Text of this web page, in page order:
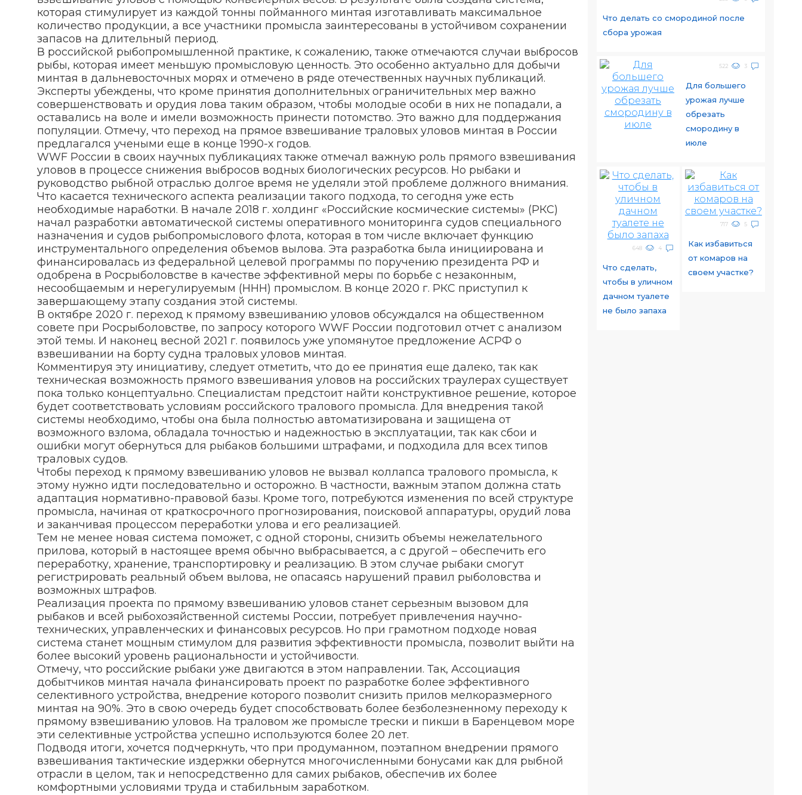
которая стимулирует из каждой тонны пойманного минтая изготавливать максимальное
количество продукции, а все участники промысла заинтересованы в устойчивом сохранении
запасов на длительный период.
В российской рыбопромышленной практике, к сожалению, также отмечаются случаи выбросов
рыбы, которая имеет меньшую промысловую ценность. Это особенно актуально для добычи
минтая в дальневосточных морях и отмечено в ряде отечественных научных публикаций.
Эксперты убеждены, что кроме принятия дополнительных ограничительных мер важно
совершенствовать и орудия лова таким образом, чтобы молодые особи в них не попадали, а
оставались на воле и имели возможность принести потомство. Это важно для поддержания
популяции. Отмечу, что переход на прямое взвешивание траловых уловов минтая в России
предлагался учеными еще в конце 1990-х годов.
WWF России в своих научных публикациях также отмечал важную роль прямого взвешивания
уловов в процессе снижения выбросов водных биологических ресурсов. Но рыбаки и
руководство рыбной отраслью долгое время не уделяли этой проблеме должного внимания.
Что касается технического аспекта реализации такого подхода, то сегодня уже есть
необходимые наработки. В начале 2018 г. холдинг «Российские космические системы» (РКС)
начал разработки автоматической системы оперативного мониторинга судов специального
назначения и судов рыбопромыслового флота, которая в том числе включает функцию
инструментального определения объемов вылова. Эта разработка была инициирована и
финансировалась из федеральной целевой программы по поручению президента РФ и
одобрена в Росрыболовстве в качестве эффективной меры по борьбе с незаконным,
несообщаемым и нерегулируемым (ННН) промыслом. В конце 2020 г. РКС приступил к
завершающему этапу создания этой системы.
В октябре 2020 г. переход к прямому взвешиванию уловов обсуждался на общественном
совете при Росрыболовстве, по запросу которого WWF России подготовил отчет с анализом
этой темы. И наконец весной 2021 г. появилось уже упомянутое предложение АСРФ о
взвешивании на борту судна траловых уловов минтая.
Комментируя эту инициативу, следует отметить, что до ее принятия еще далеко, так как
техническая возможность прямого взвешивания уловов на российских траулерах существует
пока только концептуально. Специалистам предстоит найти конструктивное решение, которое
будет соответствовать условиям российского тралового промысла. Для внедрения такой
системы необходимо, чтобы она была полностью автоматизирована и защищена от
возможного взлома, обладала точностью и надежностью в эксплуатации, так как сбои и
ошибки могут обернуться для рыбаков большими штрафами, и подходила для всех типов
траловых судов.
Чтобы переход к прямому взвешиванию уловов не вызвал коллапса тралового промысла, к
этому нужно идти последовательно и осторожно. В частности, важным этапом должна стать
адаптация нормативно-правовой базы. Кроме того, потребуются изменения по всей структуре
промысла, начиная от краткосрочного прогнозирования, поисковой аппаратуры, орудий лова
и заканчивая процессом переработки улова и его реализацией.
Тем не менее новая система поможет, с одной стороны, снизить объемы нежелательного
прилова, который в настоящее время обычно выбрасывается, а с другой – обеспечить его
переработку, хранение, транспортировку и реализацию. В этом случае рыбаки смогут
регистрировать реальный объем вылова, не опасаясь нарушений правил рыболовства и
возможных штрафов.
Реализация проекта по прямому взвешиванию уловов станет серьезным вызовом для
рыбаков и всей рыбохозяйственной системы России, потребует привлечения научно-
технических, управленческих и финансовых ресурсов. Но при грамотном подходе новая
система станет мощным стимулом для развития эффективности промысла, позволит выйти на
более высокий уровень рациональности и устойчивости.
Отмечу, что российские рыбаки уже двигаются в этом направлении. Так, Ассоциация
добытчиков минтая начала финансировать проект по разработке более эффективного
селективного устройства, внедрение которого позволит снизить прилов мелкоразмерного
минтая на 90%. Это в свою очередь будет способствовать более безболезненному переходу к
прямому взвешиванию уловов. На траловом же промысле трески и пикши в Баренцевом море
эти селективные устройства успешно используются более 20 лет.
Подводя итоги, хочется подчеркнуть, что при продуманном, поэтапном внедрении прямого
взвешивания тактические издержки обернутся многочисленными бонусами как для рыбной
отрасли в целом, так и непосредственно для самих рыбаков, обеспечив их более
комфортными условиями труда и стабильным заработком.
Что делать со смородиной после
сбора урожая
522 3
Для большего
урожая лучше
обрезать
смородину в
июле
648 4
Что сделать,
чтобы в уличном
дачном туалете
не было запаха
717 5
Как избавиться
от комаров на
своем участке?